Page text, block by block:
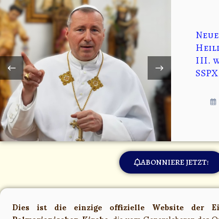
Warum
vom
III.
SSPX
ABONNIERE JETZT!
Dies ist die einzige offizielle Website der